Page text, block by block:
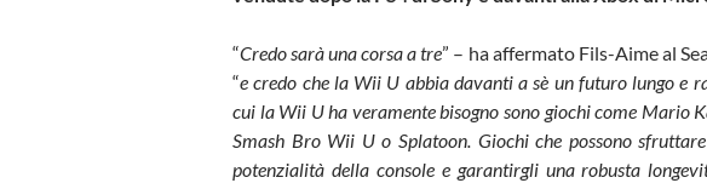
“Credo sarà una corsa a tre” – ha affermato Fils-Aime al
“e credo che la Wii U abbia davanti a sè un futuro lungo e
cui la Wii U ha veramente bisogno sono giochi come Mario
Smash Bro Wii U o Splatoon. Giochi che possono
potenzialità della console e garantirgli una robusta